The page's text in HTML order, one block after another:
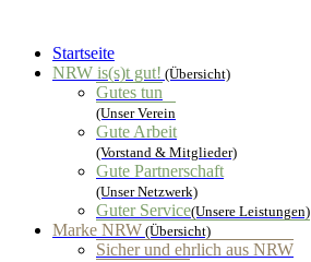
Startseite
NRW is(s)t gut! (Übersicht)
Gutes tun
(Unser Verein
Gute Arbeit
(Vorstand & Mitglieder)
Gute Partnerschaft
(Unser Netzwerk)
Guter Service(Unsere Leistungen)
Marke NRW (Übersicht)
Sicher und ehrlich aus NRW